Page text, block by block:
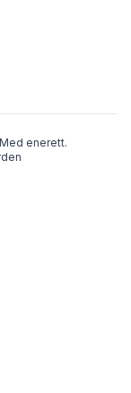
enerett.